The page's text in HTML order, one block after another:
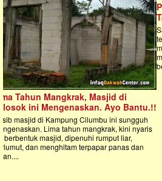
Palestina Masih Berduka, Ayo Ulurkan
Tangan Bantu Mereka
Sahabat, Ulurtangan mari kirimkan dukungan
terbaikmu untuk warga Palestina di Gaza demi
menguatkan mereka menghadapi situasi
mencekam ini. Mari dukung mereka dengan
berdonasi dengan cara:...